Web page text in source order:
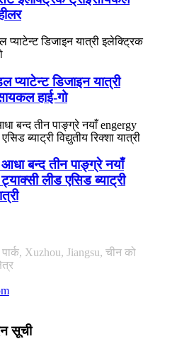
प्याटेन्ट डिजाइन यात्री
हाई-गो
बन्द तीन पाङ्ग्रे नयाँ
लीड एसिड ब्याट्री
Xuzhou, Jiangsu, चीन को
सूची